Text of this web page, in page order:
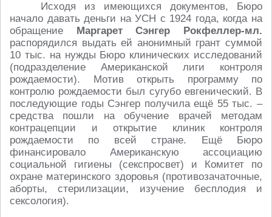
Исходя из имеющихся документов, Бюро
начало давать деньги на УСН с 1924 года, когда на
обращение Маргарет Сэнгер Рокфеллер-мл.
распорядился выдать ей анонимный грант суммой
10 тыс. на нужды Бюро клинических исследований
(подразделение Американской лиги контроля
рождаемости). Мотив открыть программу по
контролю рождаемости был сугубо евгенический. В
последующие годы Сэнгер получила ещё 55 тыс. –
средства пошли на обучение врачей методам
контрацепции и открытие клиник контроля
рождаемости по всей стране. Ещё Бюро
финансировало Американскую ассоциацию
социальной гигиены (секспросвет) и Комитет по
охране материнского здоровья (противозачаточные,
аборты, стерилизации, изучение бесплодия и
сексология).